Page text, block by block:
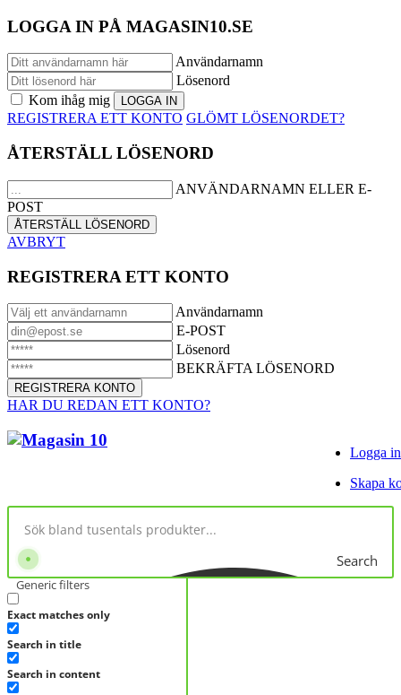
LOGGA IN PÅ MAGASIN10.SE
Användarnamn
Lösenord
Kom ihåg mig
REGISTRERA ETT KONTO GLÖMT LÖSENORDET?
ÅTERSTÄLL LÖSENORD
ANVÄNDARNAMN ELLER E-
POST
AVBRYT
REGISTRERA ETT KONTO
Användarnamn
E-POST
Lösenord
BEKRÄFTA LÖSENORD
HAR DU REDAN ETT KONTO?
Logga in
Skapa
Search
Generic filters
Exact matches only
Search in title
Search in content
KATEGORIER
FRÅGA DIREKT